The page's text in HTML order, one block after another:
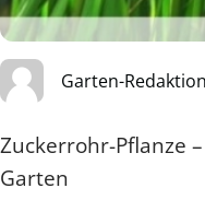
Garten-Redaktion
Zuckerrohr-Pflanze
Garten